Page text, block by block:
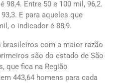
98,4. Entre 50 e 100 mil, 96,2.
E para aqueles que
o indicador é 88,9.
com a maior razão
são do estado de São
que fica na Região
443,64 homens para cada